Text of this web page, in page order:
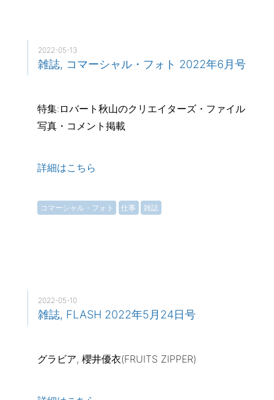
2022-05-13
雑誌, コマーシャル・フォト 2022年6月号
特集:ロバート秋山のクリエイターズ・ファイル
写真・コメント掲載
詳細はこちら
コマーシャル・フォト 仕事 雑誌
2022-05-10
雑誌, FLASH 2022年5月24日号
グラビア, 櫻井優衣(FRUITS ZIPPER)